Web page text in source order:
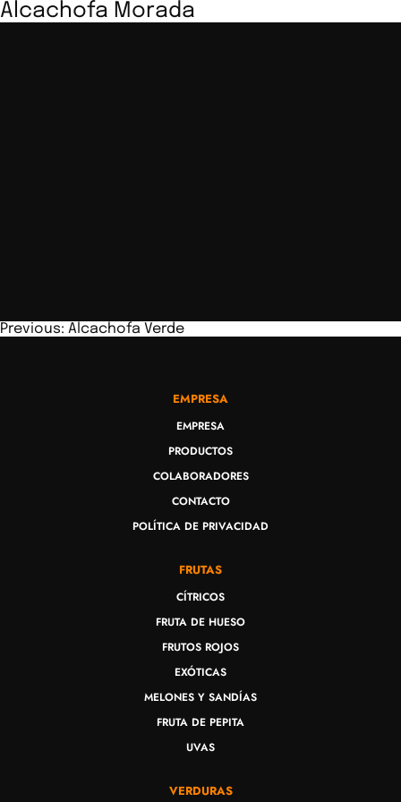
Alcachofa Morada
Navegación
Previous: Alcachofa Verde
EMPRESA
EMPRESA
PRODUCTOS
COLABORADORES
CONTACTO
POLÍTICA DE PRIVACIDAD
FRUTAS
CÍTRICOS
FRUTA DE HUESO
FRUTOS ROJOS
EXÓTICAS
MELONES Y SANDÍAS
FRUTA DE PEPITA
UVAS
VERDURAS